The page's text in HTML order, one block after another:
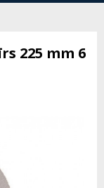
225 mm 6